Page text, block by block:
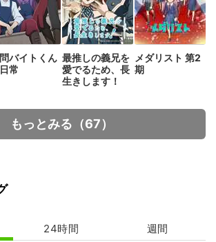
バイトくん
常
最推しの義兄を
愛でるため、長
生きします！
メダリスト 第2
期
もっとみる（67）
24時間 週間